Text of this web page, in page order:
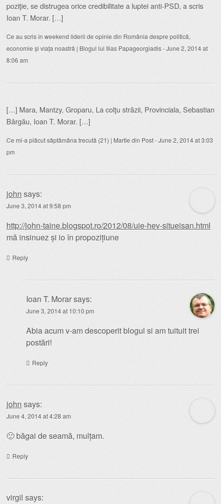
poziţie, se distrugea orice credibilitate a luptei anti-PSD, a scris
Ioan T. Morar. […]
Ce au scris în weekend liderii de opinie din România despre politică,
economie și viața noastră | Blogul lui Ilias Papageorgiadis-June 2, 2014 at
8:06 am
[…] Mara, Mantzy, Groparu, La colţu străzii, Provinciala, Sebastian
Bârgău, Ioan T. Morar. […]
Ce mi-a plăcut săptămâna trecută (21) | Martie din Post-June 2, 2014 at 3:03
pm
john says:
June 3, 2014 at 9:58 pm
http://john-taine.blogspot.ro/2012/08/uie-hev-situeisan.html
mă insinuez și io în propozițiune
Reply
Ioan T. Morarsays:
June 3, 2014 at 10:10 pm
Abia acum v-am descoperit blogul si am tuituit trei
postări!
Reply
john says:
June 4, 2014 at 4:28 am
🙂 băgai de seamă, mulțam.
Reply
virgil says: